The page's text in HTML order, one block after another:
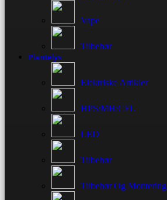
Vape
Tilbehør
Plantelys
Elektriske Artikler
HPS/MH/CFL
LED
Tilbehør
Tilbehør Og Montering